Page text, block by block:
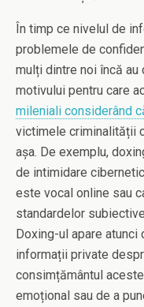
În timp ce nivelul de
problemele de
mulți dintre noi încă au
motivului pentru care
mileniali considerând
victimele criminalității
așa. De exemplu,
de intimidare
este vocal online sau
standardelor
Doxing-ul apare
informații private
consimțământul
emoțional sau de a